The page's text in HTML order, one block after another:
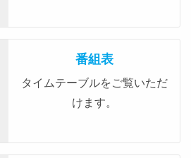
番組表
タイムテーブルをご覧いただ
けます。